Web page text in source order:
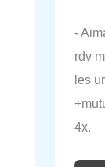
-
rdv
les
4x.